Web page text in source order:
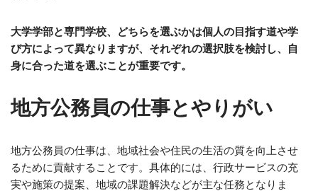
大学学部と専門学校、どちらを選ぶかは個人の目指す道や学
び方によって異なりますが、それぞれの選択肢を検討し、自
身に合った道を選ぶことが重要です。
地方公務員の仕事とやりがい
地方公務員の仕事は、地域社会や住民の生活の質を向上させ
るために貢献することです。具体的には、行政サービスの充
実や施策の提案、地域の課題解決などが主な任務となりま